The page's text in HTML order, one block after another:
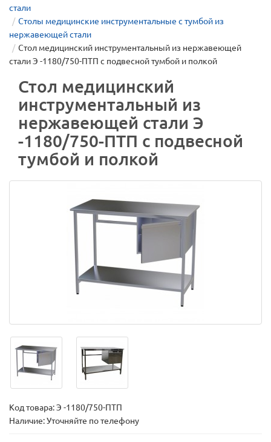
стали
Столы медицинские инструментальные с тумбой из
нержавеющей стали
Стол медицинский инструментальный из нержавеющей
стали Э -1180/750-ПТП с подвесной тумбой и полкой
Стол медицинский
инструментальный из
нержавеющей стали Э
-1180/750-ПТП с подвесной
тумбой и полкой
Код товара:Э -1180/750-ПТП
Наличие: Уточняйте по телефону